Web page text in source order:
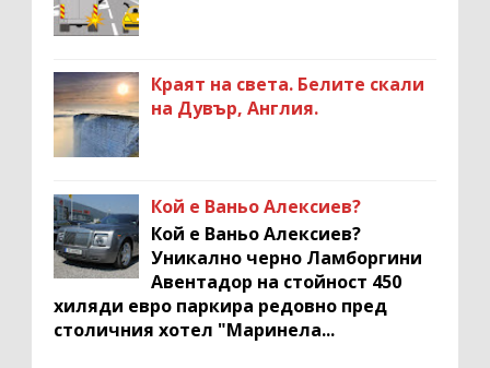
Краят на света. Белите скали
на Дувър, Англия.
Кой е Ваньо Алексиев?
Кой е Ваньо Алексиев?
Уникално черно Ламборгини
Авентадор на стойност 450
хиляди евро паркира редовно пред
столичния хотел "Маринела...